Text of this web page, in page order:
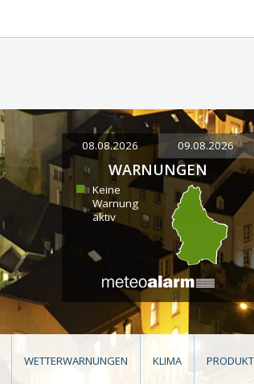
08.08.2026 09.08.2026
WARNUNGEN
Keine
Warnung
aktiv
WETTERWARNUNGEN KLIMA